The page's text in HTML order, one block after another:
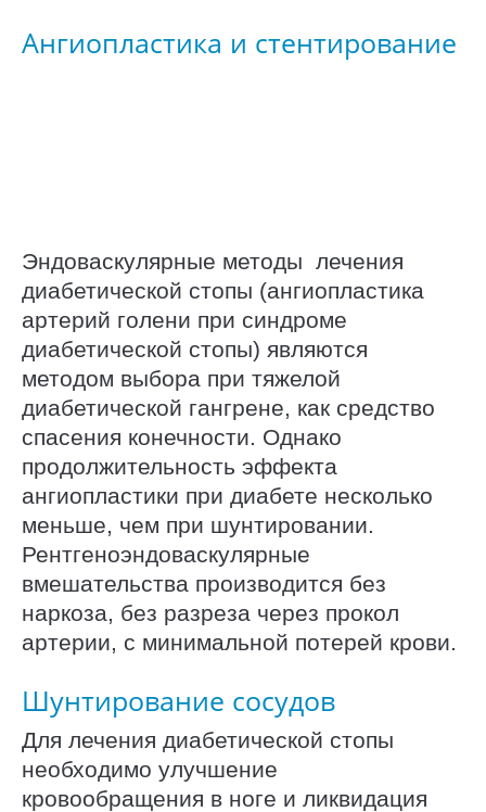
Ангиопластика и стентирование
Эндоваскулярные методы лечения
диабетической стопы (ангиопластика
артерий голени при синдроме
диабетической стопы) являются
методом выбора при тяжелой
диабетической гангрене, как средство
спасения конечности. Однако
продолжительность эффекта
ангиопластики при диабете несколько
меньше, чем при шунтировании.
Рентгеноэндоваскулярные
вмешательства производится без
наркоза, без разреза через прокол
артерии, с минимальной потерей крови.
Шунтирование сосудов
Для лечения диабетической стопы
необходимо улучшение
кровообращения в ноге и ликвидация